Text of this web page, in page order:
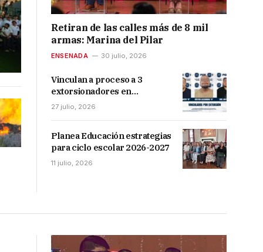
Retiran de las calles más de 8 mil
armas: Marina del Pilar
ENSENADA 30 julio, 2026
Vinculan a proceso a 3
extorsionadores en
Ensenada
27 julio, 2026
Planea Educación estrategias
para ciclo escolar 2026-2027
11 julio, 2026